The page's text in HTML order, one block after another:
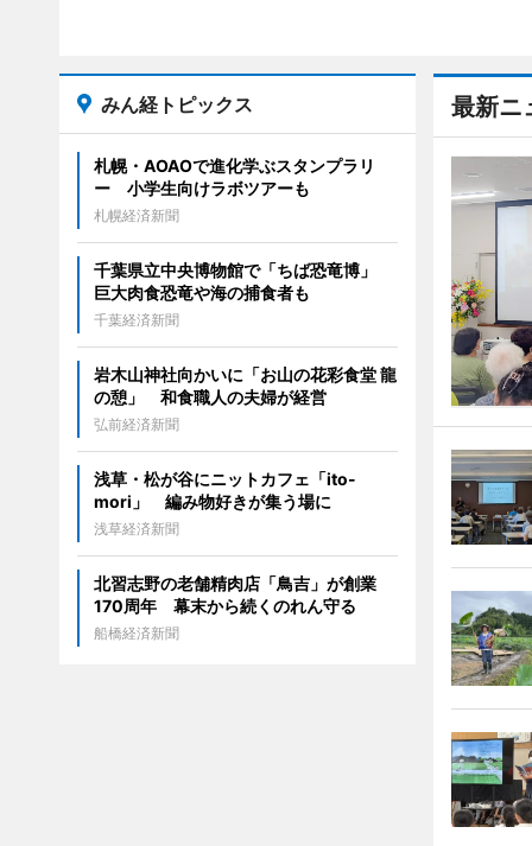
最新ニ
みん経トピックス
札幌・AOAOで進化学ぶスタンプラリ
ー 小学生向けラボツアーも
札幌経済新聞
千葉県立中央博物館で「ちば恐竜博」
巨大肉食恐竜や海の捕食者も
千葉経済新聞
岩木山神社向かいに「お山の花彩食堂 龍
の憩」 和食職人の夫婦が経営
弘前経済新聞
浅草・松が谷にニットカフェ「ito-
mori」 編み物好きが集う場に
浅草経済新聞
北習志野の老舗精肉店「鳥吉」が創業
170周年 幕末から続くのれん守る
船橋経済新聞